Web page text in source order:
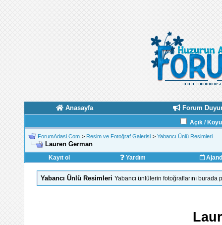
Anasayfa Forum
Açık /
ForumAdasi.Com > Resim ve Fotoğraf Galerisi > Yabancı Ünlü Resimleri
Lauren German
Kayıt ol Yardım
Yabancı Ünlü Resimleri Yabancı ünlülerin fotoğraflarını burada